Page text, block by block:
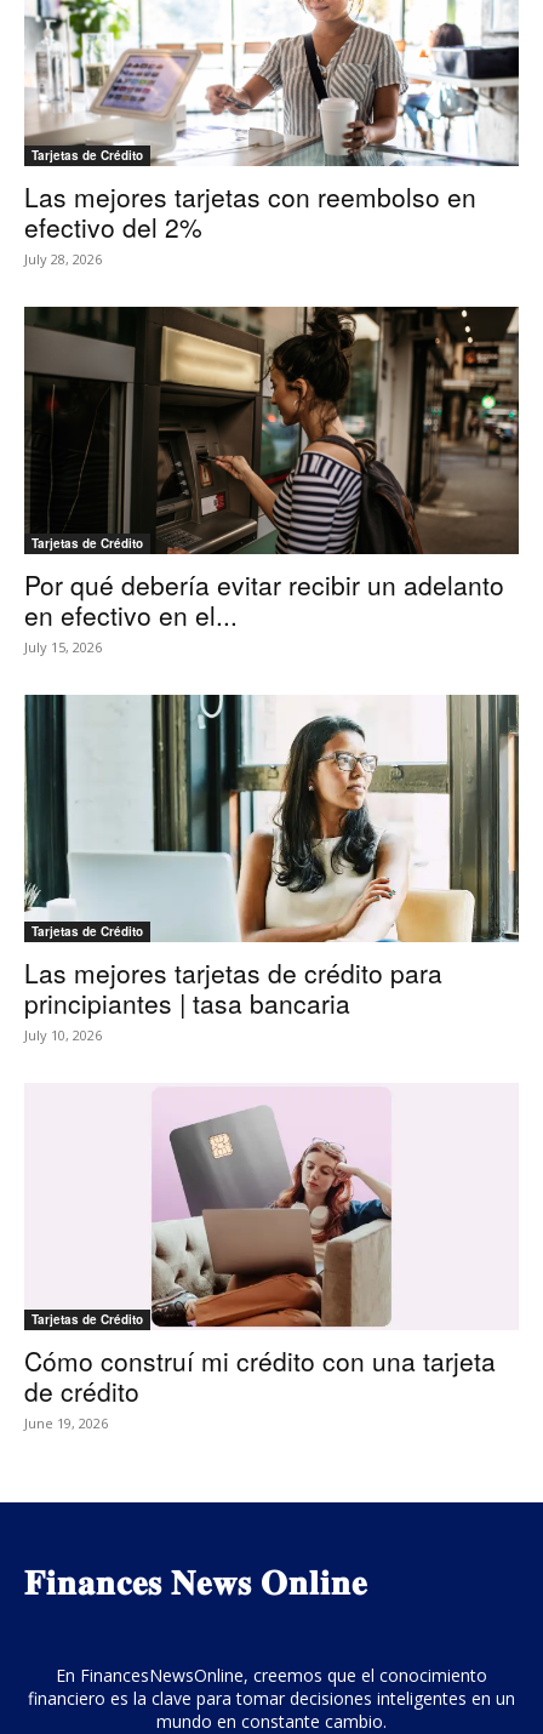
Tarjetas de Crédito
Las mejores tarjetas con reembolso en
efectivo del 2%
July 28, 2026
Tarjetas de Crédito
Por qué debería evitar recibir un adelanto
en efectivo en el...
July 15, 2026
Tarjetas de Crédito
Las mejores tarjetas de crédito para
principiantes | tasa bancaria
July 10, 2026
Tarjetas de Crédito
Cómo construí mi crédito con una tarjeta
de crédito
June 19, 2026
𝐅𝐢𝐧𝐚𝐧𝐜𝐞𝐬 𝐍𝐞𝐰𝐬 𝐎𝐧𝐥𝐢𝐧𝐞
En FinancesNewsOnline, creemos que el conocimiento
financiero es la clave para tomar decisiones inteligentes en un
mundo en constante cambio.